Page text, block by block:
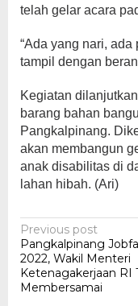
telah gelar acara
“Ada yang nari,
tampil dengan
Kegiatan
barang bahan
Pangkalpinang.
akan membangun
anak disabilitas di
lahan hibah. (Ari)
Post
navigation
Previous post
Pangkalpinang
2022, Wakil Menteri
Ketenagakerjaan RI
Membersamai